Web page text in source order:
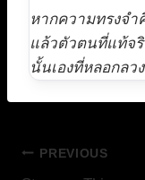
หากความทรงจำ
แล้วตัวตนที่แท้จริ
นั้นเองที่หลอกลว
แนะแนว
PREVIOUS